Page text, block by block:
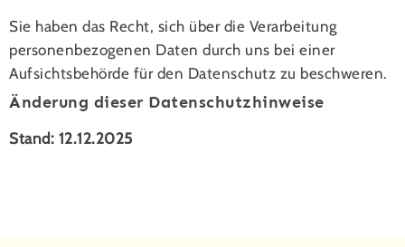
Sie haben das Recht, sich über die Verarbeitung
personenbezogenen Daten durch uns bei einer
Aufsichtsbehörde für den Datenschutz zu beschweren.
Änderung dieser Datenschutzhinweise
Stand: 12.12.2025